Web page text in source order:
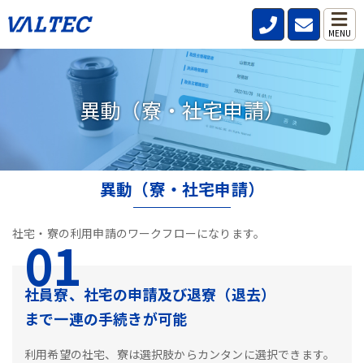
MENU
異動（寮・社宅申請）
異動（寮・社宅申請）
社宅・寮の利用申請のワークフローになります。
01
社員寮、社宅の申請及び退寮（退去）
まで一連の手続きが可能
利用希望の社宅、寮は選択肢からカンタンに選択できます。